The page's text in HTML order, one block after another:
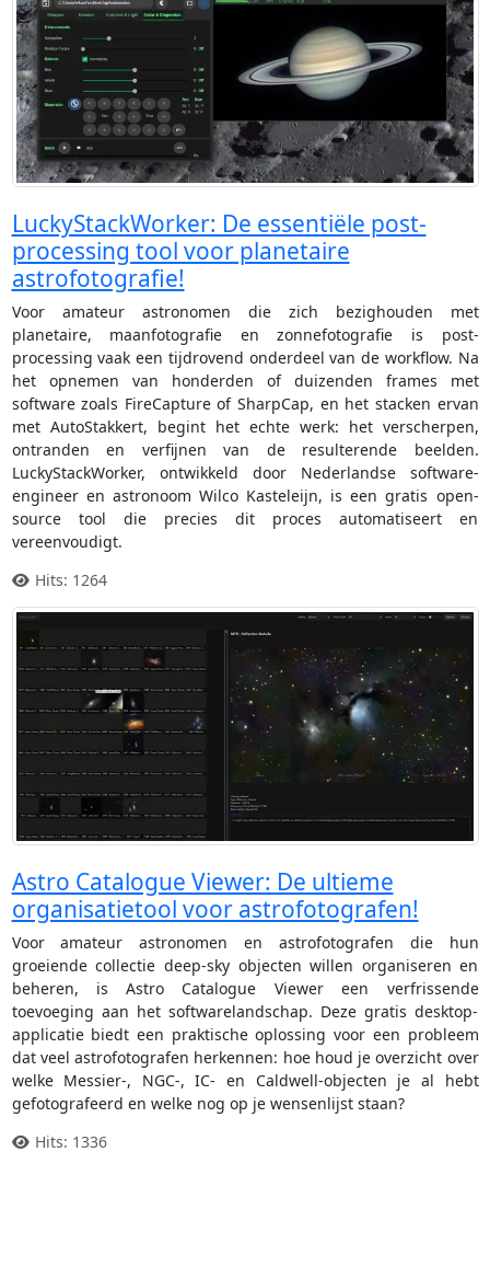
LuckyStackWorker: De essentiële post-
processing tool voor planetaire
astrofotografie!
Voor amateur astronomen die zich bezighouden met
planetaire, maanfotografie en zonnefotografie is post-
processing vaak een tijdrovend onderdeel van de workflow. Na
het opnemen van honderden of duizenden frames met
software zoals FireCapture of SharpCap, en het stacken ervan
met AutoStakkert, begint het echte werk: het verscherpen,
ontranden en verfijnen van de resulterende beelden.
LuckyStackWorker, ontwikkeld door Nederlandse software-
engineer en astronoom Wilco Kasteleijn, is een gratis open-
source tool die precies dit proces automatiseert en
vereenvoudigt.
Hits: 1264
Astro Catalogue Viewer: De ultieme
organisatietool voor astrofotografen!
Voor amateur astronomen en astrofotografen die hun
groeiende collectie deep-sky objecten willen organiseren en
beheren, is Astro Catalogue Viewer een verfrissende
toevoeging aan het softwarelandschap. Deze gratis desktop-
applicatie biedt een praktische oplossing voor een probleem
dat veel astrofotografen herkennen: hoe houd je overzicht over
welke Messier-, NGC-, IC- en Caldwell-objecten je al hebt
gefotografeerd en welke nog op je wensenlijst staan?
Hits: 1336